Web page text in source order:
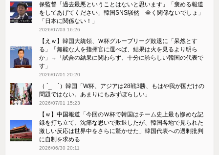
保監督「過去最悪ということはないと思います」「褒める報道
をしてあげてください」韓国SNS騒然「全く関係ないでしょ」
「日本に関係ない！」
2026/07/03 16:26
【えｗ】韓国大統領、Ｗ杯グループリーグ敗退に「呆然とす
る」「無能な人を指揮官に選べば、結果は火を見るより明ら
か」→「試合の結果に関わらず、十分に誇らしい韓国の代表で
す」
2026/07/01 20:20
（ ´_ゝ`）韓国「W杯、アジアは28戦3勝、もはや我が国だけの
問題ではない。あまりにもみずぼらしい」
2026/07/01 15:23
【ｗ】中国報道「今回のＷ杯で韓国はチーム史上最も惨めな記
録を打ち立て、沈痛な思いで敗退したが、韓国各地で見られた
激しい反応は世界中をさらに驚かせた」韓国代表への過剰批判
に自制を求める
2026/06/30 20:11